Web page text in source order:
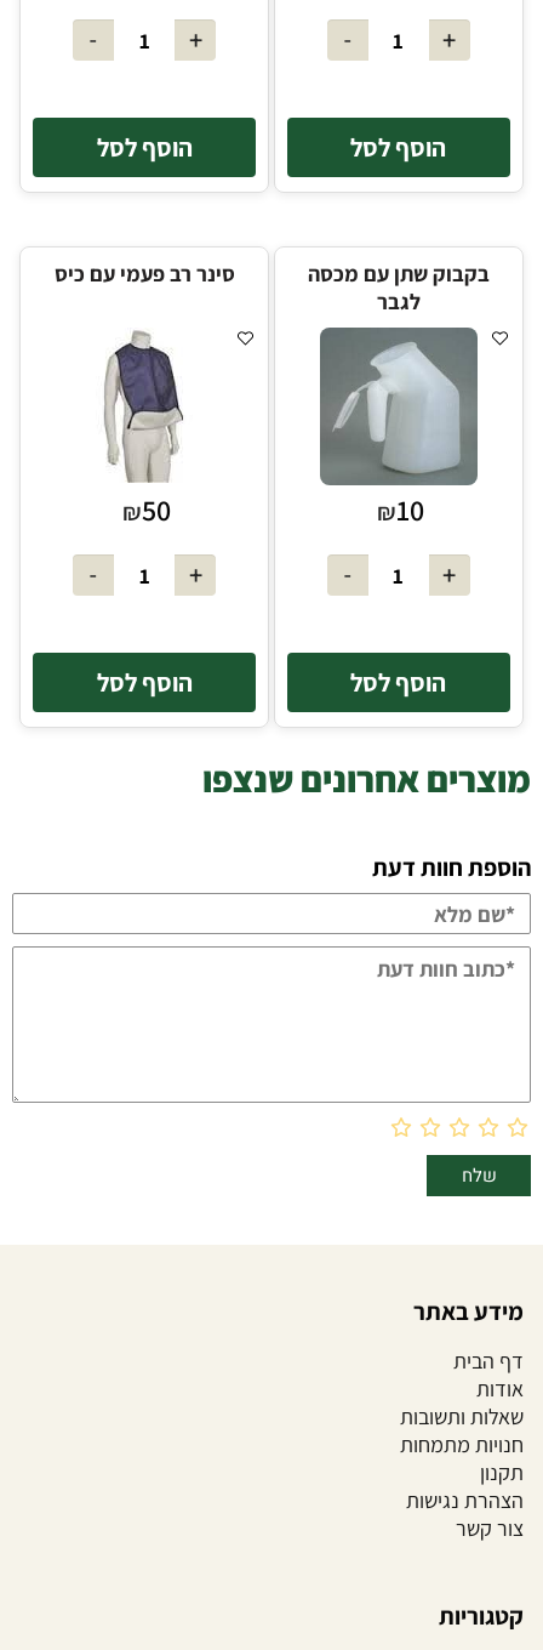
הוסף לסל הוסף לסל
בקבוק שתן עם מכסה
לגבר
₪10
הוסף לסל
סינר רב פעמי עם כיס
₪50
הוסף לסל
מוצרים אחרונים שנצפו
הוספת חוות דעת
מידע באתר
דף הבית
אודות
שאלות ותשובות
חנויות מתמחות
תקנון
הצהרת נגישות
צור קשר
קטגוריות